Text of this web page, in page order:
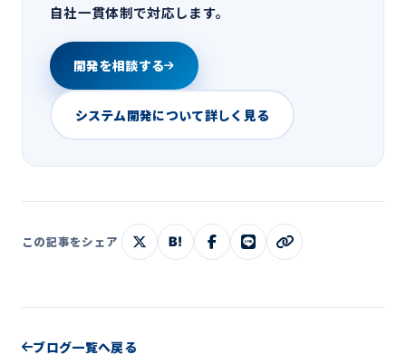
自社一貫体制で対応します。
開発を相談する
システム開発について詳しく見る
この記事をシェア B!
ブログ一覧へ戻る